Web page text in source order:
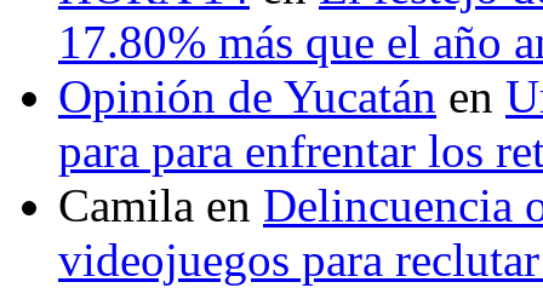
17.80% más que el año
Opinión de Yucatán en
para para enfrentar los
Camila en Delincuencia
videojuegos para